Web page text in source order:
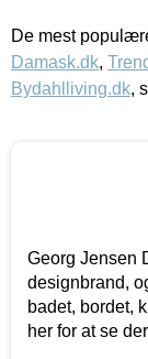
De mest
Damask.dk,
Bydahlliving.dk,
Georg Jensen
designbrand,
badet, bordet,
her for at se